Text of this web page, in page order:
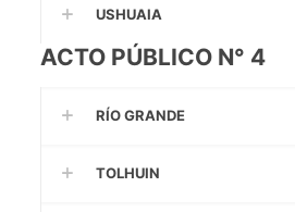
USHUAIA
ACTO PÚBLICO N° 4
RÍO GRANDE
TOLHUIN